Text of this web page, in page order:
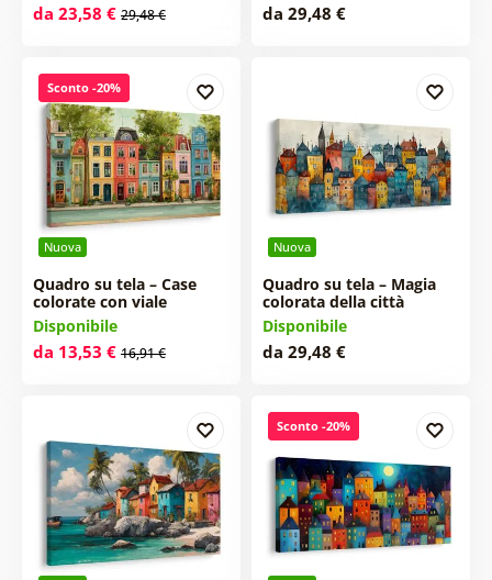
da 23,58 € 29,48 € da 29,48 €
Nuova
Sconto -20%
Quadro su tela – Case
colorate con viale
Disponibile
da 13,53 € 16,91 €
Nuova
Quadro su tela – Magia
colorata della città
Disponibile
da 29,48 €
Sconto -20%